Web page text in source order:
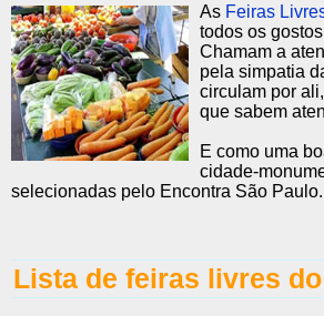
As Feiras
todos os
Chamam a
pela simpatia
circulam por
que sabem
E como uma
cidade-
selecionadas pelo Encontra São Paulo.
Lista de feiras livres